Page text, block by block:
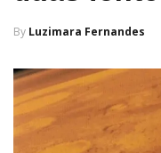
By Luzimara Fernandes